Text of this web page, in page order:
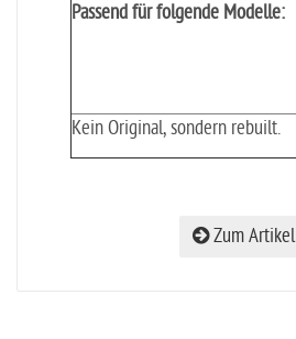
Passend für folgende Modelle:
Kein Original, sondern rebuilt.
Zum Artikel